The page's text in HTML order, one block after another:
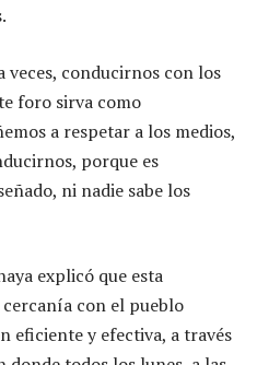
veces, conducirnos con los
foro sirva como
a respetar a los medios,
porque es
ni nadie sabe los
explicó que esta
con el pueblo
eficiente y efectiva, a través